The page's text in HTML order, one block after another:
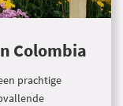
Colombia
prachtige